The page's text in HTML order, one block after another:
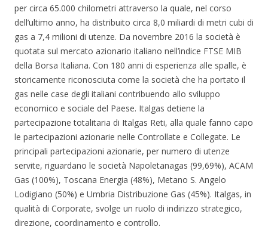
per circa 65.000 chilometri attraverso la quale, nel corso
dell’ultimo anno, ha distribuito circa 8,0 miliardi di metri cubi di
gas a 7,4 milioni di utenze. Da novembre 2016 la società è
quotata sul mercato azionario italiano nell’indice FTSE MIB
della Borsa Italiana. Con 180 anni di esperienza alle spalle, è
storicamente riconosciuta come la società che ha portato il
gas nelle case degli italiani contribuendo allo sviluppo
economico e sociale del Paese. Italgas detiene la
partecipazione totalitaria di Italgas Reti, alla quale fanno capo
le partecipazioni azionarie nelle Controllate e Collegate. Le
principali partecipazioni azionarie, per numero di utenze
servite, riguardano le società Napoletanagas (99,69%), ACAM
Gas (100%), Toscana Energia (48%), Metano S. Angelo
Lodigiano (50%) e Umbria Distribuzione Gas (45%). Italgas, in
qualità di Corporate, svolge un ruolo di indirizzo strategico,
direzione, coordinamento e controllo.